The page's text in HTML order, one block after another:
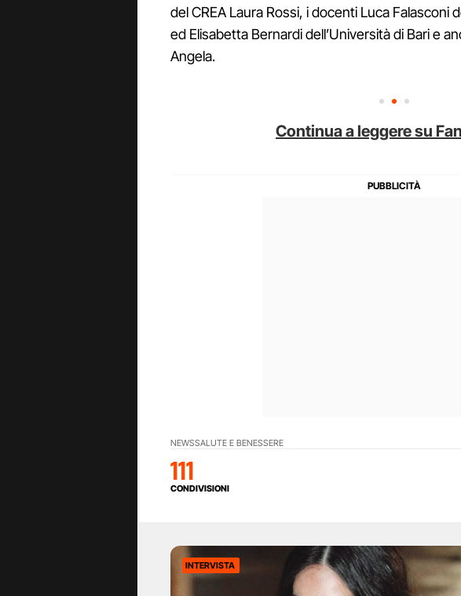
del CREA Laura Rossi, i docenti Luca Falasconi
ed Elisabetta Bernardi dell’Università di Bari e
Angela.
Continua a leggere su
NEWSSALUTE E BENESSERE
111
CONDIVISIONI
INTERVISTA